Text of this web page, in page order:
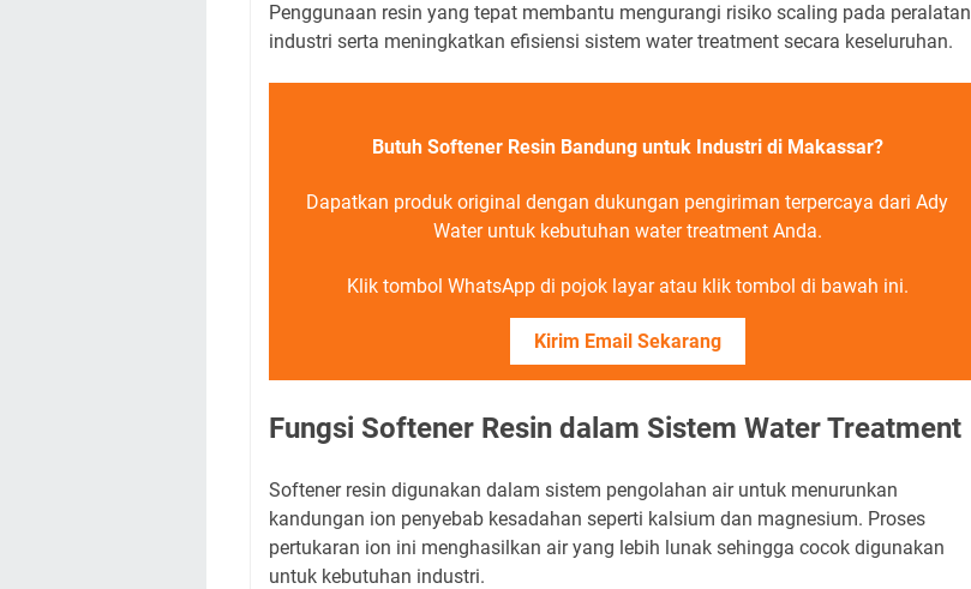
Penggunaan resin yang tepat membantu mengurangi risiko scaling pada peralatan
industri serta meningkatkan efisiensi sistem water treatment secara keseluruhan.
Butuh Softener Resin Bandung untuk Industri di Makassar?
Dapatkan produk original dengan dukungan pengiriman terpercaya dari Ady
Water untuk kebutuhan water treatment Anda.
Klik tombol WhatsApp di pojok layar atau klik tombol di bawah ini.
Kirim Email Sekarang
Fungsi Softener Resin dalam Sistem Water Treatment
Softener resin digunakan dalam sistem pengolahan air untuk menurunkan
kandungan ion penyebab kesadahan seperti kalsium dan magnesium. Proses
pertukaran ion ini menghasilkan air yang lebih lunak sehingga cocok digunakan
untuk kebutuhan industri.